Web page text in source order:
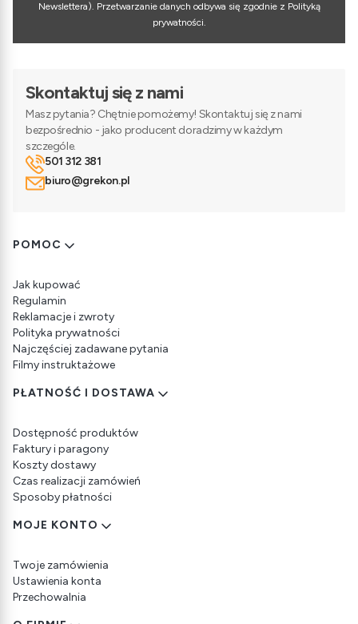
Newslettera). Przetwarzanie danych odbywa się zgodnie z Polityką
prywatności.
Skontaktuj się z nami
Masz pytania? Chętnie pomożemy! Skontaktuj się z nami
bezpośrednio - jako producent doradzimy w każdym
szczególe.
501 312 381
biuro@grekon.pl
Linki w stopce
POMOC
Jak kupować
Regulamin
Reklamacje i zwroty
Polityka prywatności
Najczęściej zadawane pytania
Filmy instruktażowe
PŁATNOŚĆ I DOSTAWA
Dostępność produktów
Faktury i paragony
Koszty dostawy
Czas realizacji zamówień
Sposoby płatności
MOJE KONTO
Twoje zamówienia
Ustawienia konta
Przechowalnia